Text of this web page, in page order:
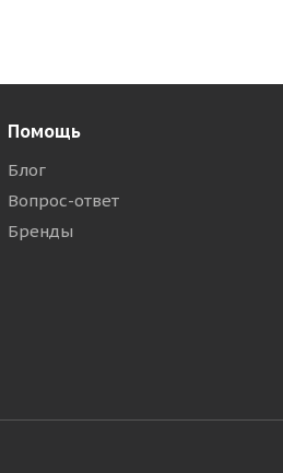
Помощь
Блог
Вопрос-ответ
Бренды